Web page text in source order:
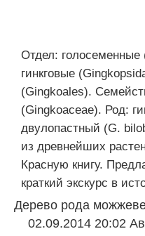
Отдел: голосеменные
гинкговые
(Gingkoales).
(Gingkoaceae). Род:
двулопастный (G.
из древнейших
Красную книгу.
краткий экскурс в
Дерево рода
02.09.2014 20:02